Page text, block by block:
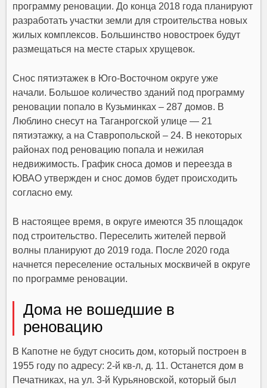
программу реновации. До конца 2018 года планируют
разработать участки земли для строительства новых
жилых комплексов. Большинство новостроек будут
размещаться на месте старых хрущевок.
Снос пятиэтажек в Юго-Восточном округе уже
начали. Большое количество зданий под программу
реновации попало в Кузьминках – 287 домов. В
Люблино снесут на Таганрогской улице — 21
пятиэтажку, а на Ставропольской – 24. В некоторых
районах под реновацию попала и нежилая
недвижимость. График сноса домов и переезда в
ЮВАО утвержден и снос домов будет происходить
согласно ему.
В настоящее время, в округе имеются 35 площадок
под строительство. Переселить жителей первой
волны планируют до 2019 года. После 2020 года
начнется переселение остальных москвичей в округе
по программе реновации.
Дома не вошедшие в
реновацию
В Капотне не будут сносить дом, который построен в
1955 году по адресу: 2-й кв-л, д. 11. Останется дом в
Печатниках, на ул. 3-й Курьяновской, который был